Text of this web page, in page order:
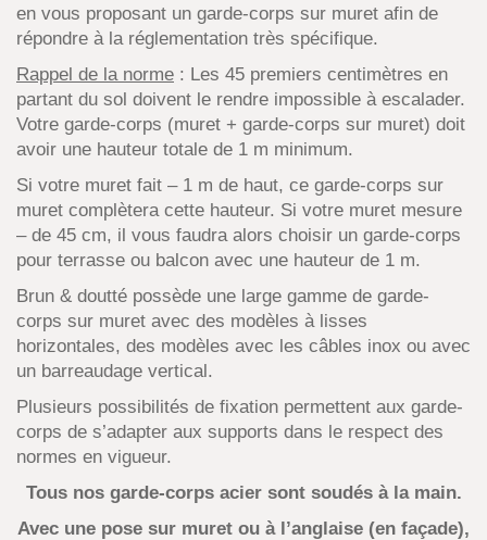
en vous proposant un garde-corps sur muret afin de
répondre à la réglementation très spécifique.
Rappel de la norme : Les 45 premiers centimètres en
partant du sol doivent le rendre impossible à escalader.
Votre garde-corps (muret + garde-corps sur muret) doit
avoir une hauteur totale de 1 m minimum.
Si votre muret fait – 1 m de haut, ce garde-corps sur
muret complètera cette hauteur. Si votre muret mesure
– de 45 cm, il vous faudra alors choisir un garde-corps
pour terrasse ou balcon avec une hauteur de 1 m.
Brun & doutté possède une large gamme de garde-
corps sur muret avec des modèles à lisses
horizontales, des modèles avec les câbles inox ou avec
un barreaudage vertical.
Plusieurs possibilités de fixation permettent aux garde-
corps de s’adapter aux supports dans le respect des
normes en vigueur.
Tous nos garde-corps acier sont soudés à la main.
Avec une pose sur muret ou à l’anglaise (en façade),